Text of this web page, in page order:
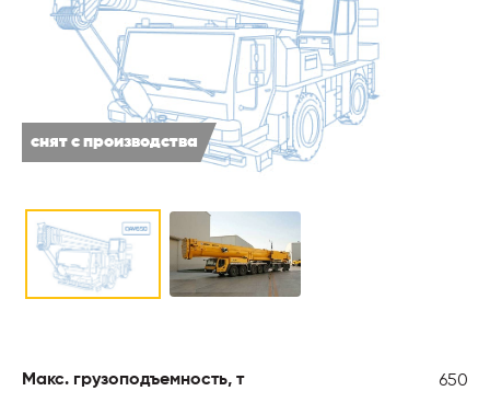
снят с производства
Макс. грузоподъемность, т 650